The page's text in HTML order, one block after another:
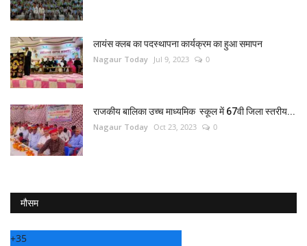
लायंस क्लब का पदस्थापना कार्यक्रम का हुआ समापन
Nagaur Today Jul 9, 2023 0
राजकीय बालिका उच्च माध्यमिक स्कूल में 67वी जिला स्तरीय...
Nagaur Today Oct 23, 2023 0
मौसम
+35